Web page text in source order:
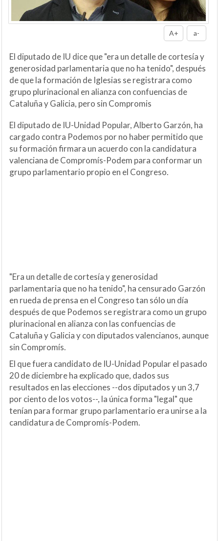
A+ a-
El diputado de IU dice que "era un detalle de cortesía y
generosidad parlamentaria que no ha tenido", después
de que la formación de Iglesias se registrara como
grupo plurinacional en alianza con confuencias de
Cataluña y Galicia, pero sin Compromis
El diputado de IU-Unidad Popular, Alberto Garzón, ha
cargado contra Podemos por no haber permitido que
su formación firmara un acuerdo con la candidatura
valenciana de Compromís-Podem para conformar un
grupo parlamentario propio en el Congreso.
"Era un detalle de cortesía y generosidad
parlamentaria que no ha tenido", ha censurado Garzón
en rueda de prensa en el Congreso tan sólo un día
después de que Podemos se registrara como un grupo
plurinacional en alianza con las confuencias de
Cataluña y Galicia y con diputados valencianos, aunque
sin Compromís.
El que fuera candidato de IU-Unidad Popular el pasado
20 de diciembre ha explicado que, dados sus
resultados en las elecciones --dos diputados y un 3,7
por ciento de los votos--, la única forma "legal" que
tenían para formar grupo parlamentario era unirse a la
candidatura de Compromís-Podem.